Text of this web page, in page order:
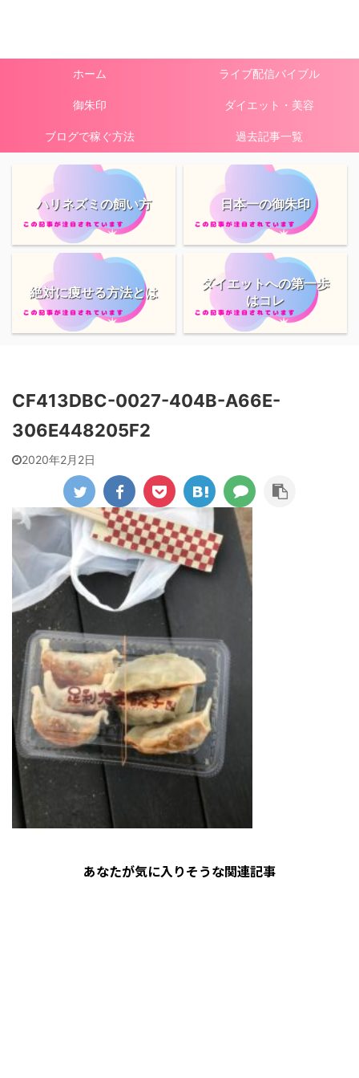
ホーム ライブ配信バイブル
御朱印 ダイエット・美容
ブログで稼ぐ方法 過去記事一覧
ハリネズミの飼い方 日本一の御朱印
絶対に痩せる方法とは
ダイエットへの第一歩
はコレ
CF413DBC-0027-404B-A66E-
306E448205F2
2020年2月2日
あなたが気に入りそうな関連記事